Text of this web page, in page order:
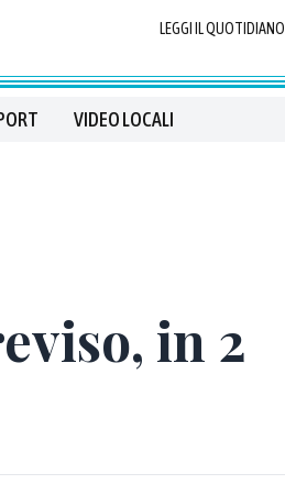
LEGGI IL QUOTIDIANO
VIDEO LOCALI
in 2